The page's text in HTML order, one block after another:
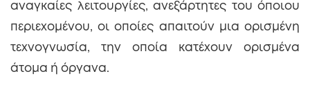
αναγκαίες λειτουργίες, ανεξάρτητες του όποιου
περιεχομένου, οι οποίες απαιτούν μια ορισμένη
τεχνογνωσία, την οποία κατέχουν ορισμένα
άτομα ή όργανα.